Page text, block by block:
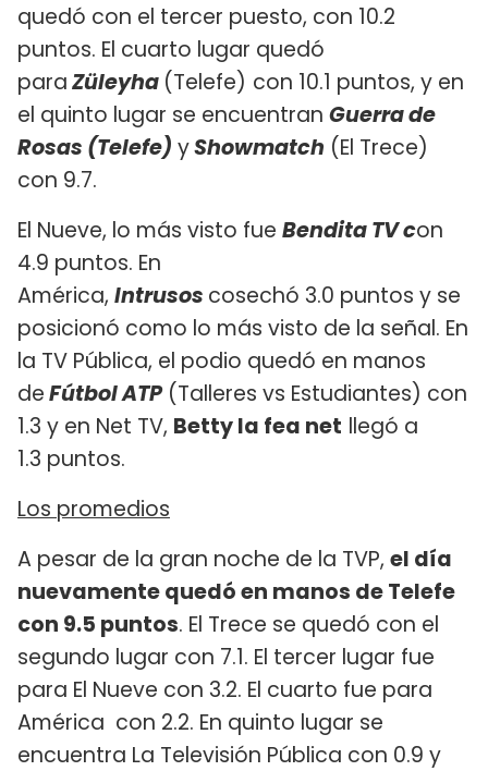
quedó con el tercer puesto, con 10.2
puntos. El cuarto lugar quedó
paraZüleyha (Telefe) con 10.1 puntos, y en
el quinto lugar se encuentran Guerra de
Rosas (Telefe) yShowmatch (El Trece)
con 9.7.
El Nueve, lo más visto fue Bendita TV con
4.9 puntos. En
América, Intrusos cosechó 3.0 puntos y se
posicionó como lo más visto de la señal. En
la TV Pública, el podio quedó en manos
deFútbol ATP(Talleres vs Estudiantes) con
1.3 y en Net TV, Betty la fea net llegó a
1.3 puntos.
Los promedios
A pesar de la gran noche de la TVP, el día
nuevamente quedó en manos de Telefe
con 9.5 puntos. El Trece se quedó con el
segundo lugar con 7.1. El tercer lugar fue
para El Nueve con 3.2. El cuarto fue para
América con 2.2. En quinto lugar se
encuentra La Televisión Pública con 0.9 y